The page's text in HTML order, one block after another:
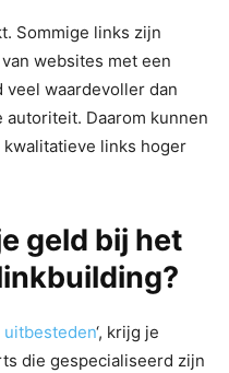
Sommige links zijn
websites met een
waardevoller dan
Daarom kunnen
links hoger
geld bij het
‘, krijg je
die gespecialiseerd zijn